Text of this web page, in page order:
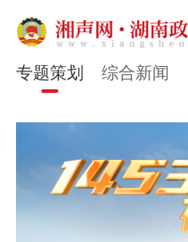
专题策划 综合新闻